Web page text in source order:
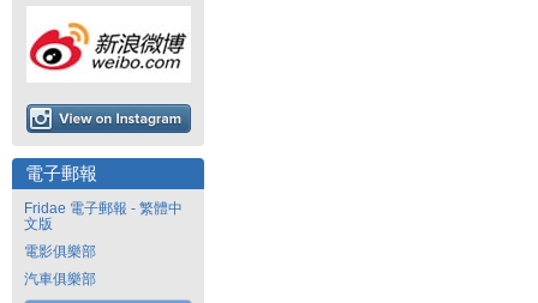
電子郵報
Fridae 電子郵報 - 繁體中
文版
電影俱樂部
汽車俱樂部